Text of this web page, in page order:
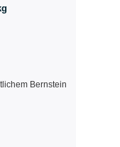
Bernstein